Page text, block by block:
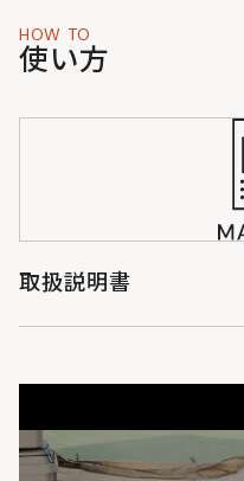
HOW TO
使い方
取扱説明書